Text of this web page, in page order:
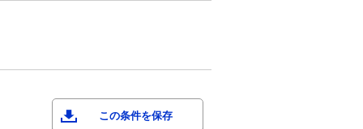
この条件を保存